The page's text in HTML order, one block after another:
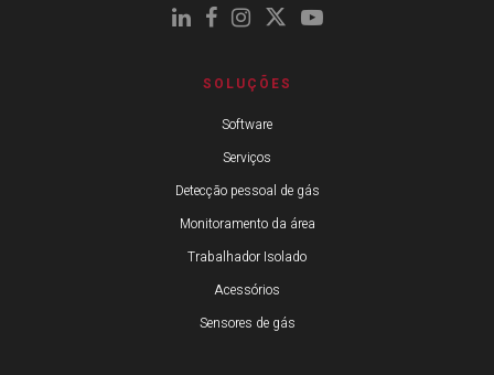
SOLUÇÕES
Software
Serviços
Detecção pessoal de gás
Monitoramento da área
Trabalhador Isolado
Acessórios
Sensores de gás